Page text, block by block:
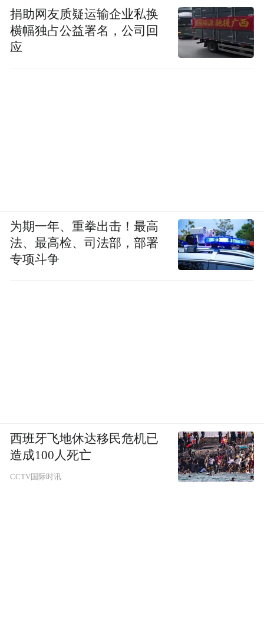
捐助网友质疑运输企业私换
横幅独占公益署名，公司回
应
为期一年、重拳出击！最高
法、最高检、司法部，部署
专项斗争
西班牙飞地休达移民危机已
造成100人死亡
CCTV国际时讯